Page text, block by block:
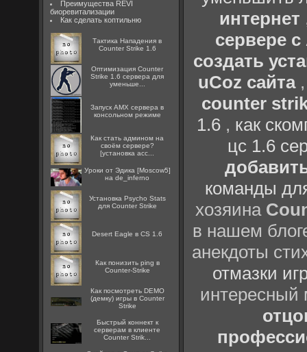
Преимущества REVI
биоревитализации
Как сделать коптильню
Тактика Нападения в
Counter Strike 1.6
Оптимизация Counter
Strike 1.6 сервера для
уменьше...
Запуск AMX сервера в
консольном режиме
Как стать админом на
своём сервере?
[установка acc...
Уроки от Эдика [Moscow5]
на de_inferno
Установка Psycho Stats
для Counter Strike
Desert Eagle в CS 1.6
Как понизить ping в
Counter-Strike
Как посмотреть DEMO
(демку) игры в Counter
Strike
Быстрый коннект к
серверам в клиенте
Counter Strik...
интернет
сервере
создать
uCoz сайта
counter
1.6, как
цс 1.6
команды
хозяина
в нашем
анекдоты
отмазки
интересный